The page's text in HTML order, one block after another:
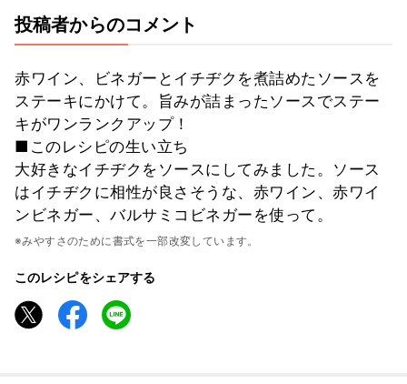
投稿者からのコメント
赤ワイン、ビネガーとイチヂクを煮詰めたソースを
ステーキにかけて。旨みが詰まったソースでステー
キがワンランクアップ！
■このレシピの生い立ち
大好きなイチヂクをソースにしてみました。ソース
はイチヂクに相性が良さそうな、赤ワイン、赤ワイ
ンビネガー、バルサミコビネガーを使って。
※みやすさのために書式を一部改変しています。
このレシピをシェアする